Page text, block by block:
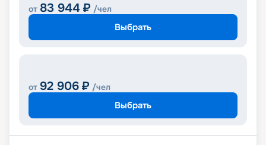
от 83 944 ₽ /чел
Выбрать
от 92 906 ₽ /чел
Выбрать